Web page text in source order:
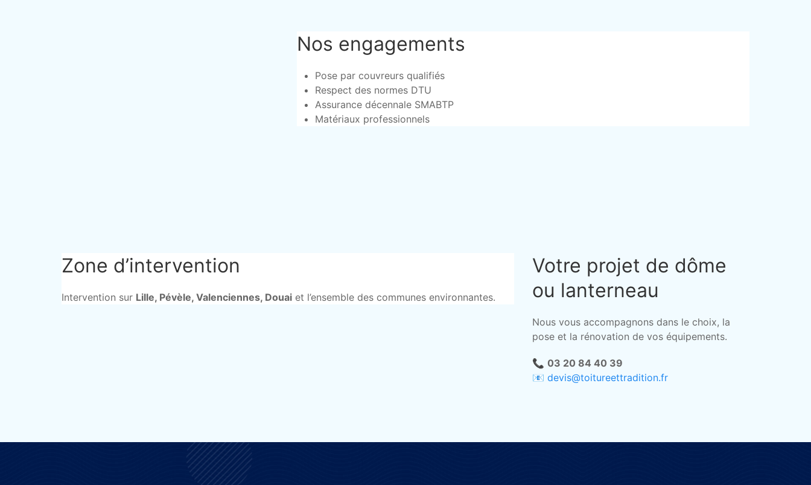
Nos engagements
Pose par couvreurs qualifiés
Respect des normes DTU
Assurance décennale SMABTP
Matériaux professionnels
Zone d’intervention
Intervention sur Lille, Pévèle, Valenciennes, Douai et l’ensemble des communes environnantes.
Votre projet de dôme
ou lanterneau
Nous vous accompagnons dans le choix, la
pose et la rénovation de vos équipements.
📞 03 20 84 40 39
📧 devis@toitureettradition.fr